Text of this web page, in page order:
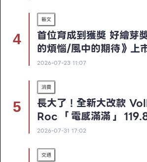
藝文
首位育成到獲獎 好繪芽
的煩惱/風中的期待》上
2026-07-23 11:07
消費
長大了！全新大改款
Roc 「電感滿滿」
2026-07-31 17:02
交通